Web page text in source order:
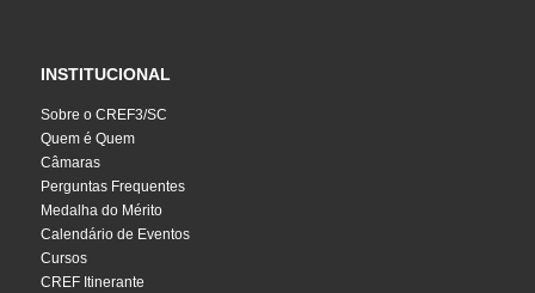
INSTITUCIONAL
Sobre o CREF3/SC
Quem é Quem
Câmaras
Perguntas Frequentes
Medalha do Mérito
Calendário de Eventos
Cursos
CREF Itinerante